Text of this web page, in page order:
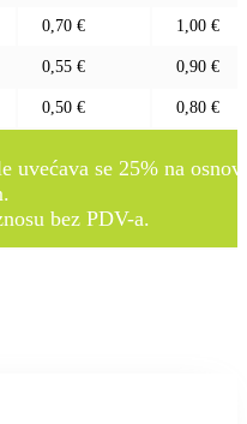
0,70 € 1,00 €
0,55 € 0,90 €
0,50 € 0,80 €
uvećava se 25% na
bez PDV-a.